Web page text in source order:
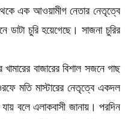
থেকে এক আওয়ামীগ নেতার নেতৃত্বে
ডাটা চুরি হয়েগেছে। সাজনা চুরির
বাজারের বিশাল সজনে গাছ
মতি মাস্টারের নেতৃত্বে একদল
বলে এলাকবাসী জানায়। পরদিন